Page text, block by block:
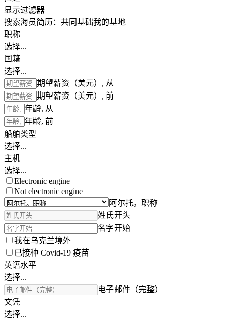
显示过滤器
搜索海员简历： 共同基础我的基地
职称
选择...
国籍
选择...
期望薪资（美元）, 从
期望薪资（美元）, 前
年龄, 从
年龄, 前
船舶类型
选择...
主机
选择...
Electronic engine
Not electronic engine
阿尔托。职称
姓氏开头
名字开始
我在乌克兰境外
已接种 Covid-19 疫苗
英语水平
选择...
电子邮件（完整）
文凭
选择...